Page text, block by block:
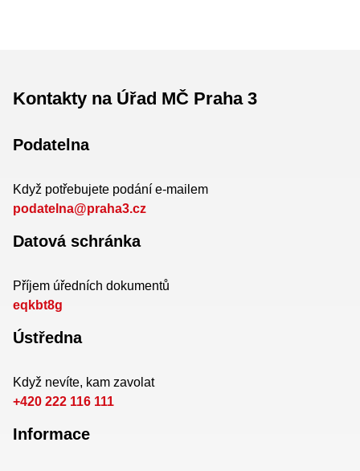
Kontakty na Úřad MČ Praha 3
Podatelna
Když potřebujete podání e-mailem
podatelna@praha3.cz
Datová schránka
Příjem úředních dokumentů
eqkbt8g
Ústředna
Když nevíte, kam zavolat
+420 222 116 111
Informace